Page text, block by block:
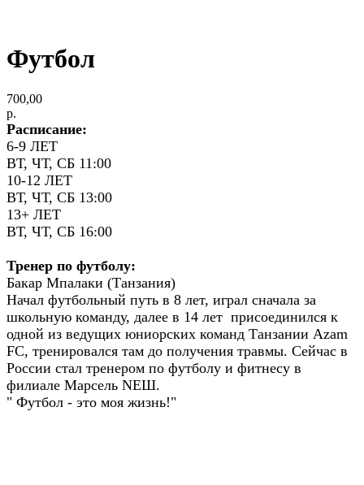
Футбол
700,00
р.
Расписание:
6-9 ЛЕТ
ВТ, ЧТ, СБ 11:00
10-12 ЛЕТ
ВТ, ЧТ, СБ 13:00
13+ ЛЕТ
ВТ, ЧТ, СБ 16:00
Тренер по футболу:
Бакар Мпалаки (Танзания)
Начал футбольный путь в 8 лет, играл сначала за
школьную команду, далее в 14 лет присоединился к
одной из ведущих юниорских команд Танзании Azam
FC, тренировался там до получения травмы. Сейчас в
России стал тренером по футболу и фитнесу в
филиале Марсель NEШ.
" Футбол - это моя жизнь!"